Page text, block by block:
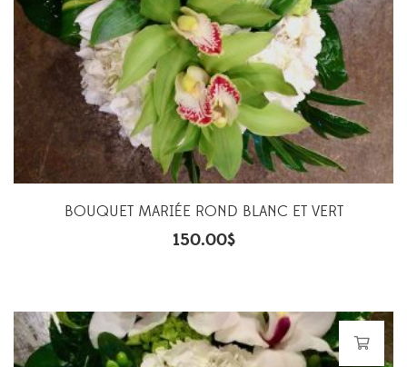
BOUQUET MARIÉE ROND BLANC ET VERT
150.00$